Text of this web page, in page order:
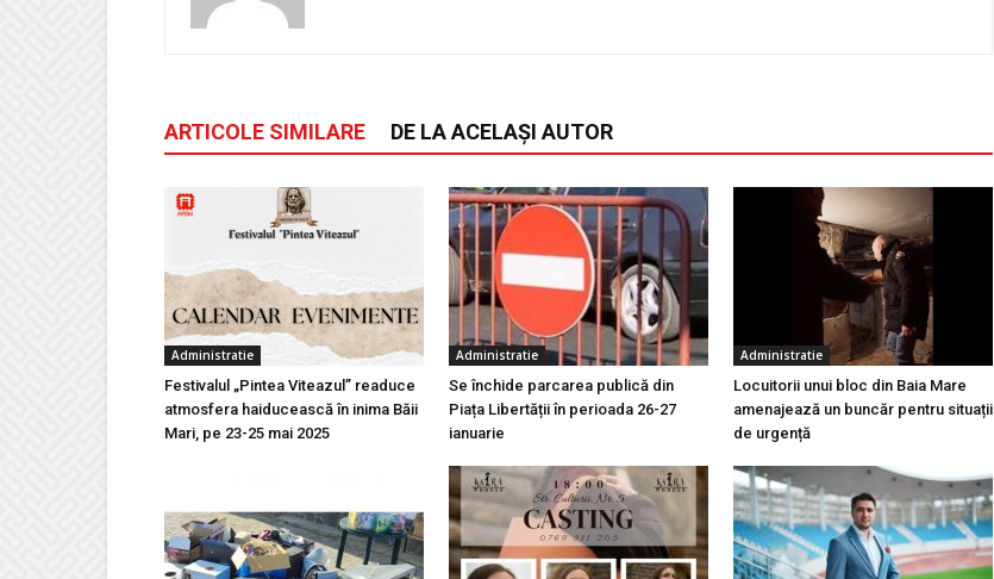
ARTICOLE SIMILARE DE LA ACELAȘI AUTOR
Administratie
Festivalul „Pintea Viteazul” readuce
atmosfera haiducească în inima Băii
Mari, pe 23-25 mai 2025
Administratie
Se închide parcarea publică din
Piața Libertății în perioada 26-27
ianuarie
Administratie
Locuitorii unui bloc din Baia Mare
amenajează un buncăr pentru situații
de urgență